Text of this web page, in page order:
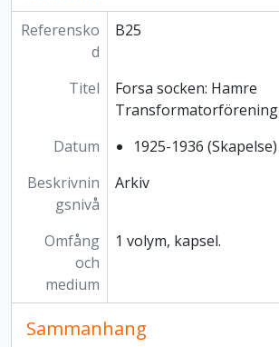
Referensko
d
B25
Titel
Forsa socken: Hamre
Transformatorförening
Datum
1925-1936 (Skapelse)
Beskrivnin
gsnivå
Arkiv
Omfång
och
medium
1 volym, kapsel.
Sammanhang